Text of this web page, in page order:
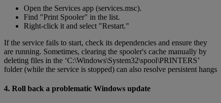
Open the Services app (services.msc).
Find "Print Spooler" in the list.
Right-click it and select "Restart."
If the service fails to start, check its dependencies and ensure they
are running. Sometimes, clearing the spooler's cache manually by
deleting files in the ‘C:\Windows\System32\spool\PRINTERS’
folder (while the service is stopped) can also resolve persistent hangs
4. Roll back a problematic Windows update